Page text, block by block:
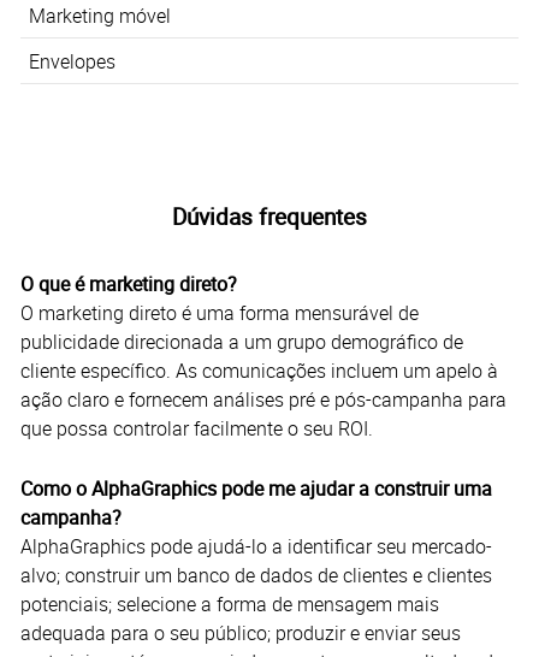
Marketing móvel
Envelopes
Dúvidas frequentes
O que é marketing direto?
O marketing direto é uma forma mensurável de
publicidade direcionada a um grupo demográfico de
cliente específico. As comunicações incluem um apelo à
ação claro e fornecem análises pré e pós-campanha para
que possa controlar facilmente o seu ROI.
Como o AlphaGraphics pode me ajudar a construir uma
campanha?
AlphaGraphics pode ajudá-lo a identificar seu mercado-
alvo; construir um banco de dados de clientes e clientes
potenciais; selecione a forma de mensagem mais
adequada para o seu público; produzir e enviar seus